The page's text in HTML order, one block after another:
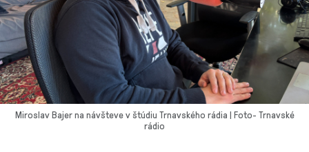
Miroslav Bajer na návšteve v štúdiu Trnavského rádia | Foto- Trnavské
rádio